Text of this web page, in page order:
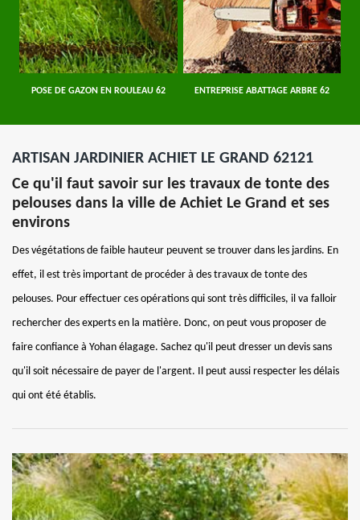
POSE DE GAZON EN ROULEAU 62 ENTREPRISE ABATTAGE ARBRE 62
ARTISAN JARDINIER ACHIET LE GRAND 62121
Ce qu'il faut savoir sur les travaux de tonte des
pelouses dans la ville de Achiet Le Grand et ses
environs
Des végétations de faible hauteur peuvent se trouver dans les jardins. En
effet, il est très important de procéder à des travaux de tonte des
pelouses. Pour effectuer ces opérations qui sont très difficiles, il va falloir
rechercher des experts en la matière. Donc, on peut vous proposer de
faire confiance à Yohan élagage. Sachez qu'il peut dresser un devis sans
qu'il soit nécessaire de payer de l'argent. Il peut aussi respecter les délais
qui ont été établis.